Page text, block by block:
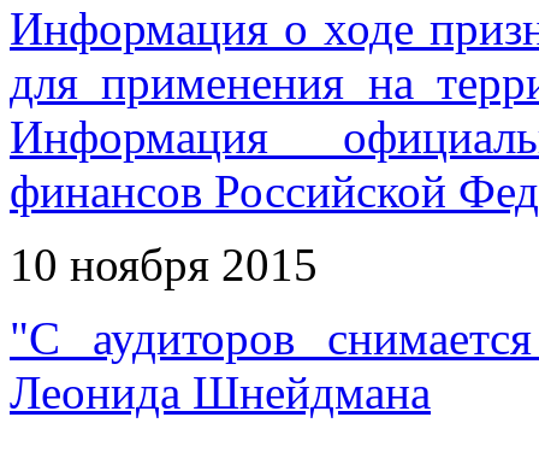
Информация о ходе
для применения на
Информация
финансов Российской
10 ноября 2015
"С аудиторов
Леонида Шнейдмана